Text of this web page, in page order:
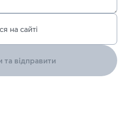
на сайті
та відправити